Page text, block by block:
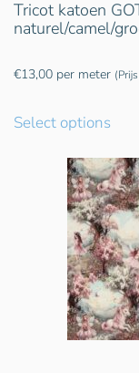
Tricot katoen
naturel/camel/
€13,00 per meter
Select options